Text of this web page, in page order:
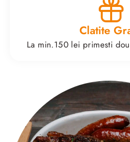
Clatite
La min.150 lei primesti